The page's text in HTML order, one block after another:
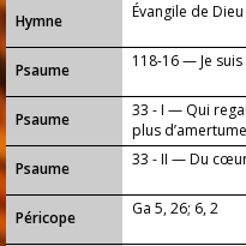
...
Hymne Évangile de Dieu
Psaume 118-16 — Je
Psaume
33 - I — Qui
plus
Psaume
33 - II — Du
Péricope Ga 5, 26; 6, 2